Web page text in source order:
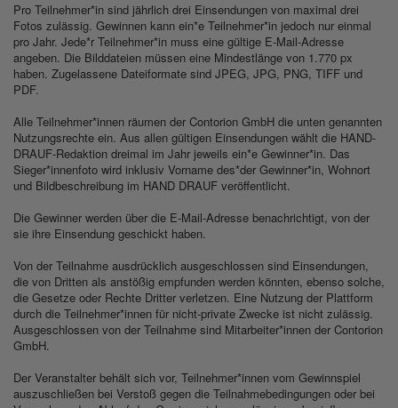
Pro Teilnehmer*in sind jährlich drei Einsendungen von maximal drei
Fotos zulässig. Gewinnen kann ein*e Teilnehmer*in jedoch nur einmal
pro Jahr. Jede*r Teilnehmer*in muss eine gültige E-Mail-Adresse
angeben. Die Bilddateien müssen eine Mindestlänge von 1.770 px
haben. Zugelassene Dateiformate sind JPEG, JPG, PNG, TIFF und
PDF.
Alle Teilnehmer*innen räumen der Contorion GmbH die unten genannten
Nutzungsrechte ein. Aus allen gültigen Einsendungen wählt die HAND-
DRAUF-Redaktion dreimal im Jahr jeweils ein*e Gewinner*in. Das
Sieger*innenfoto wird inklusiv Vorname des*der Gewinner*in, Wohnort
und Bildbeschreibung im HAND DRAUF veröffentlicht.
Die Gewinner werden über die E-Mail-Adresse benachrichtigt, von der
sie ihre Einsendung geschickt haben.
Von der Teilnahme ausdrücklich ausgeschlossen sind Einsendungen,
die von Dritten als anstößig empfunden werden könnten, ebenso solche,
die Gesetze oder Rechte Dritter verletzen. Eine Nutzung der Plattform
durch die Teilnehmer*innen für nicht-private Zwecke ist nicht zulässig.
Ausgeschlossen von der Teilnahme sind Mitarbeiter*innen der Contorion
GmbH.
Der Veranstalter behält sich vor, Teilnehmer*innen vom Gewinnspiel
auszuschließen bei Verstoß gegen die Teilnahmebedingungen oder bei